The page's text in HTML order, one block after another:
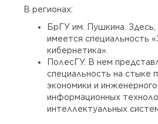
В регионах:
БрГУ им. Пушкина. Здесь,
имеется специальность
кибернетика».
ПолесГУ. В нем
специальность на стыке
экономики и
информационных
интеллектуальных